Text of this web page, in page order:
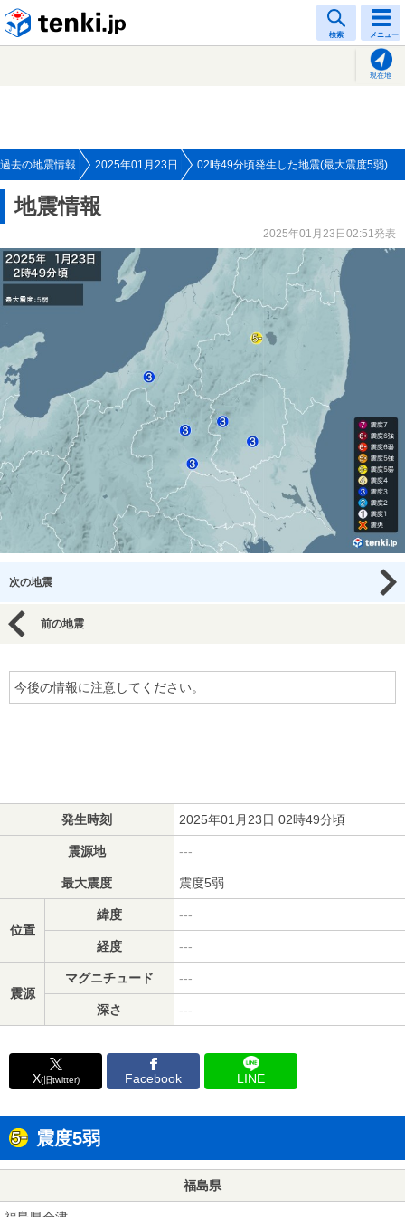
検索 メニュー
現在地
過去の地震情報 2025年01月23日 02時49分頃発生した地震(最大震度5弱)
地震情報
2025年01月23日02:51発表
次の地震
前の地震
今後の情報に注意してください。
発生時刻 2025年01月23日 02時49分頃
震源地 ---
最大震度 震度5弱
位置
緯度 ---
経度 ---
震源
マグニチュード ---
深さ ---
X(旧twitter) Facebook LINE
震度5弱
福島県